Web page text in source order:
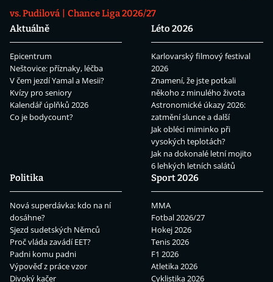
vs. Pudilová
Chance Liga 2026/27
Aktuálně
Epicentrum
Neštovice: příznaky, léčba
V čem jezdí Yamal a Mesii?
Kvízy pro seniory
Kalendář úplňků 2026
Co je bodycount?
Léto 2026
Karlovarský filmový festival
2026
Znamení, že jste potkali
někoho z minulého života
Astronomické úkazy 2026:
zatmění slunce a další
Jak obléci miminko při
vysokých teplotách?
Jak na dokonalé letní mojito
6 lehkých letních salátů
Politika
Nová superdávka: kdo na ní
dosáhne?
Sjezd sudetských Němců
Proč vláda zavádí EET?
Padni komu padni
Výpověď z práce vzor
Divoký kačer
Sport 2026
MMA
Fotbal 2026/27
Hokej 2026
Tenis 2026
F1 2026
Atletika 2026
Cyklistika 2026